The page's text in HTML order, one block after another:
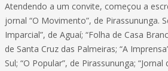
Atendendo a um convite, começou a
jornal “O Movimento”, de Pirassununga.
Imparcial”, de Aguaí; “Folha de Casa
de Santa Cruz das Palmeiras; “A
Sul; “O Popular”, de Pirassununga; “Jornal